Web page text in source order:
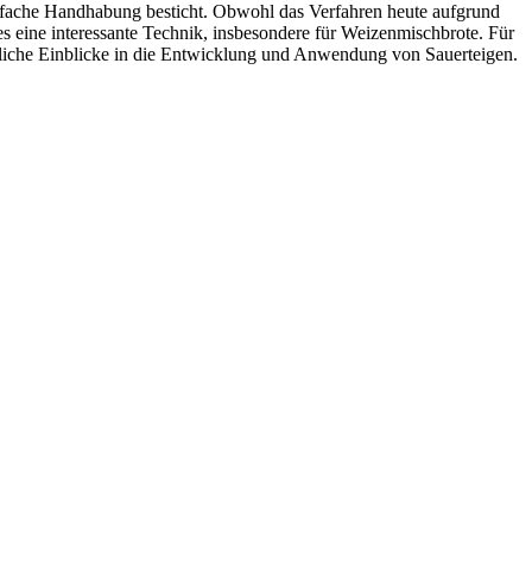
Handhabung besticht. Obwohl das Verfahren heute aufgrund
interessante Technik, insbesondere für Weizenmischbrote. Für
Einblicke in die Entwicklung und Anwendung von Sauerteigen.